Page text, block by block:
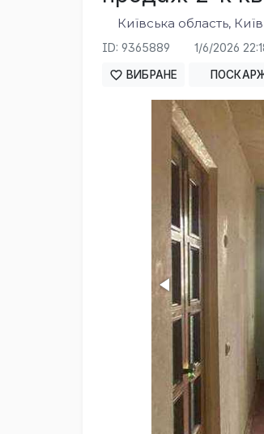
Київська область, Київ
ID: 9365889 1/6/2026
ВИБРАНЕ